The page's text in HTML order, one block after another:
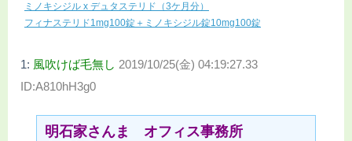
ミノキシジル x デュタステリド（3ケ月分）
フィナステリド1mg100錠＋ミノキシジル錠10mg100錠
1: 風吹けば毛無し 2019/10/25(金) 04:19:27.33
ID:A810hH3g0
明石家さんま オフィス事務所